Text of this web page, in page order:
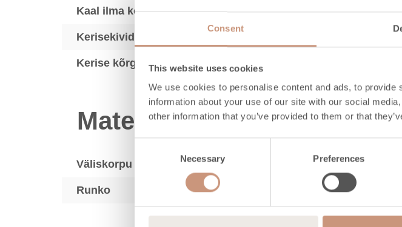
Consent
This website uses cookies
We use cookies to personalise content and ads, to
information about your use of our site with our social
other information that you’ve provided to them or that
Necessary Preferences
Kaal ilma kerisekivideta, kg
Kerisekivide kogus kg max
Kerise kõrguse reguleerimine, mm
Materjalid
Väliskorpu
Runko